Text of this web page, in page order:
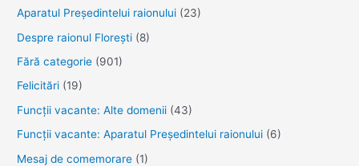
Aparatul Preşedintelui raionului (23)
Despre raionul Floreşti (8)
Fără categorie (901)
Felicitări (19)
Funcţii vacante: Alte domenii (43)
Funcții vacante: Aparatul Președintelui raionului (6)
Mesaj de comemorare (1)